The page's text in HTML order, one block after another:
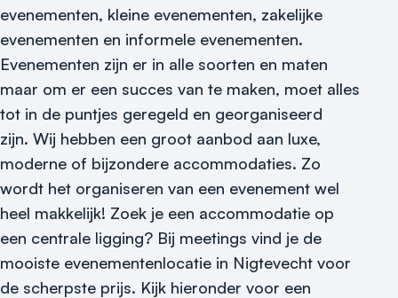
Meld locatie aan
Nieuws
Reviews (5⭐️)
Contact
evenementen, kleine evenementen, zakelijke
evenementen en informele evenementen.
Evenementen zijn er in alle soorten en maten
maar om er een succes van te maken, moet alles
tot in de puntjes geregeld en georganiseerd
zijn. Wij hebben een groot aanbod aan luxe,
moderne of bijzondere accommodaties. Zo
wordt het organiseren van een evenement wel
heel makkelijk! Zoek je een accommodatie op
een centrale ligging? Bij meetings vind je de
mooiste evenementenlocatie in Nigtevecht voor
de scherpste prijs. Kijk hieronder voor een